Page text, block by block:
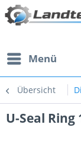
Menü
Übersicht
U-Seal